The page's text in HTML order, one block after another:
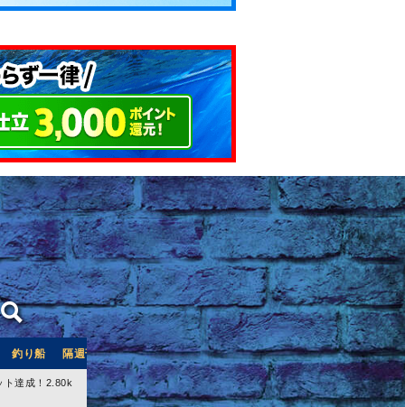
釣り船 隔週刊つり情報 釣り船予約サイト「釣割」
ト達成！2.80k